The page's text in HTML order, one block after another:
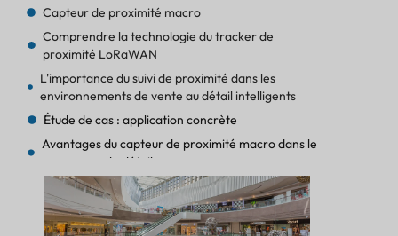
Capteur de proximité macro
Comprendre la technologie du tracker de
proximité LoRaWAN
L'importance du suivi de proximité dans les
environnements de vente au détail intelligents
Étude de cas : application concrète
Avantages du capteur de proximité macro dans le
commerce de détail
Conclusion
Rassemblement d'urgence BLE : une méthode
éprouvée pour automatiser le décompte des